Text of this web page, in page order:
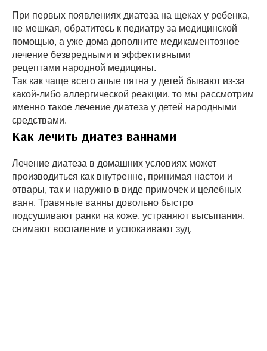
При первых появлениях диатеза на щеках у ребенка,
не мешкая, обратитесь к педиатру за медицинской
помощью, а уже дома дополните медикаментозное
лечение безвредными и эффективными
рецептами народной медицины.
Так как чаще всего алые пятна у детей бывают из-за
какой-либо аллергической реакции, то мы рассмотрим
именно такое лечение диатеза у детей народными
средствами.
Как лечить диатез ваннами
Лечение диатеза в домашних условиях может
производиться как внутренне, принимая настои и
отвары, так и наружно в виде примочек и целебных
ванн. Травяные ванны довольно быстро
подсушивают ранки на коже, устраняют высыпания,
снимают воспаление и успокаивают зуд.